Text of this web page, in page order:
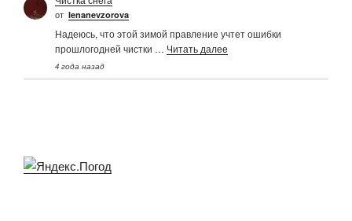
от Ienanevzorova
Надеюсь, что этой зимой правление учтет ошибки
прошлогодней чистки … Читать далее
4 года назад